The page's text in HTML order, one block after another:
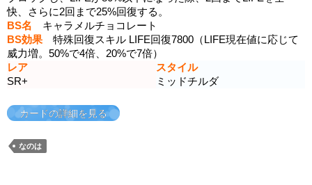
快、さらに2回まで25%回復する。
BS名 キャラメルチョコレート
BS効果 特殊回復スキル LIFE回復7800（LIFE現在値に応じて
威力増。50%で4倍、20%で7倍）
レア
スタイル
SR+
ミッドチルダ
カードの詳細を見る
なのは